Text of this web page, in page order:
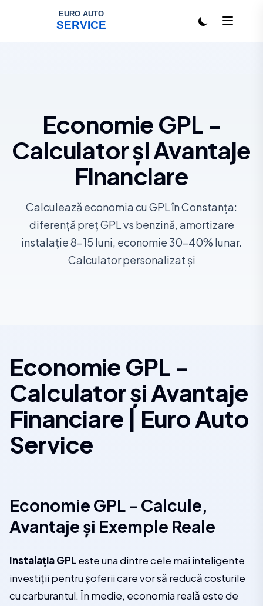
Economie GPL -
Calculator și Avantaje
Financiare
Calculează economia cu GPL în Constanța:
diferență preț GPL vs benzină, amortizare
instalație 8-15 luni, economie 30-40% lunar.
Calculator personalizat și
Economie GPL -
Calculator și Avantaje
Financiare | Euro Auto
Service
Economie GPL - Calcule,
Avantaje și Exemple Reale
Instalația GPLeste una dintre cele mai inteligente
investiții pentru șoferii care vor să reducă costurile
cu carburantul. În medie, economia reală este de